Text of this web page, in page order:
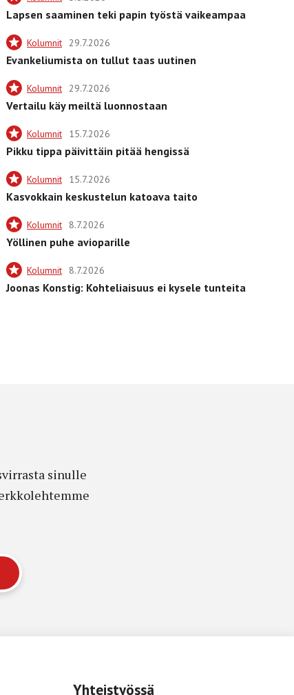
Lapsen saaminen teki papin työstä vaikeampaa
Kolumnit 29.7.2026
Evankeliumista on tullut taas uutinen
Kolumnit 29.7.2026
Vertailu käy meiltä luonnostaan
Kolumnit 15.7.2026
Pikku tippa päivittäin pitää hengissä
Kolumnit 15.7.2026
Kasvokkain keskustelun katoava taito
Kolumnit 8.7.2026
Yöllinen puhe avioparille
Kolumnit 8.7.2026
Joonas Konstig: Kohteliaisuus ei kysele tunteita
sinulle
Yhteistyössä